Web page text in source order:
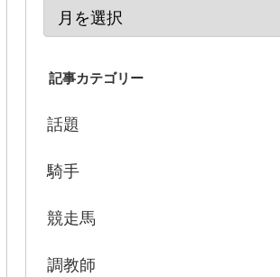
記事カテゴリー
話題
騎手
競走馬
調教師